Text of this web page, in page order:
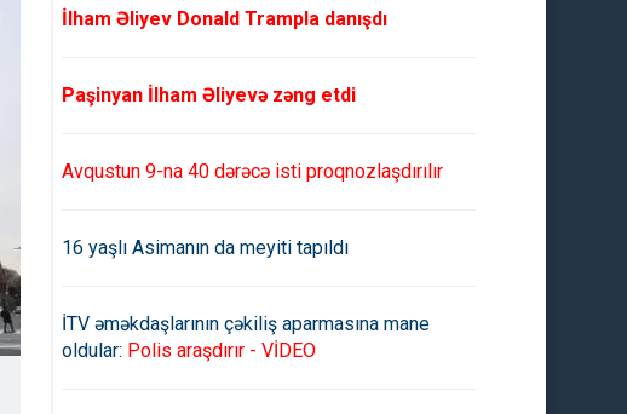
İlham Əliyev Donald Trampla danışdı
Paşinyan İlham Əliyevə zəng etdi
Avqustun 9-na 40 dərəcə isti proqnozlaşdırılır
16 yaşlı Asimanın da meyiti tapıldı
İTV əməkdaşlarının çəkiliş aparmasına mane
oldular: Polis araşdırır - VİDEO